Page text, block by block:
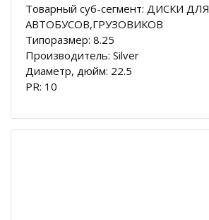
Товарный суб-сегмент: ДИСКИ ДЛЯ
АВТОБУСОВ,ГРУЗОВИКОВ
Типоразмер: 8.25
Производитель: Silver
Диаметр, дюйм: 22.5
PR: 10